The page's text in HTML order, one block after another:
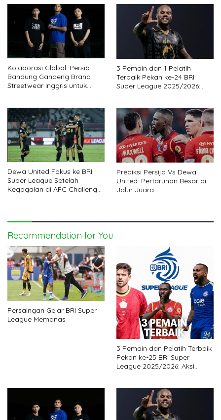
Kolaborasi Global: Persib
Bandung Gandeng Brand
Streetwear Inggris untuk
3 Pemain dan 1 Pelatih
Terbaik Pekan ke-24 BRI
Super League 2025/2026:
Dewa United Fokus ke BRI
Super League Setelah
Kegagalan di AFC Challenge
Prediksi Persija Vs Dewa
United: Pertaruhan Besar di
Jalur Juara
Recommendation for You
Persaingan Gelar BRI Super
League Memanas
3 Pemain dan Pelatih Terbaik
Pekan ke-25 BRI Super
League 2025/2026: Aksi